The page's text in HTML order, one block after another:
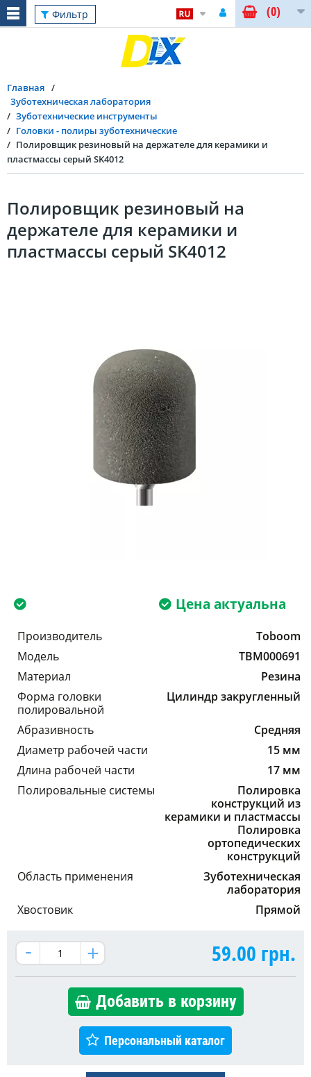
Фильтр (0)
Главная
Зуботехническая лаборатория
Зуботехнические инструменты
Головки - полиры зуботехнические
Полировщик резиновый на держателе для керамики и
пластмассы серый SK4012
Полировщик резиновый на
держателе для керамики и
пластмассы серый SK4012
Цена актуальна
Производитель
Toboom
Модель
TBM000691
Материал
Резина
Форма головки
полировальной
Цилиндр закругленный
Абразивность
Средняя
Диаметр рабочей части
15 мм
Длина рабочей части
17 мм
Полировальные системы
Полировка
конструкций из
керамики и пластмассы
Полировка
ортопедических
конструкций
Область применения
Зуботехническая
лаборатория
Хвостовик
Прямой
59.00 грн.
Добавить в корзину
Персональный каталог